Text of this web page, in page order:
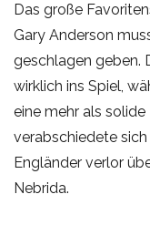
Das große
Gary Anderson
geschlagen geben.
wirklich ins Spiel,
eine mehr als
verabschiedete
Engländer verlor
Nebrida.